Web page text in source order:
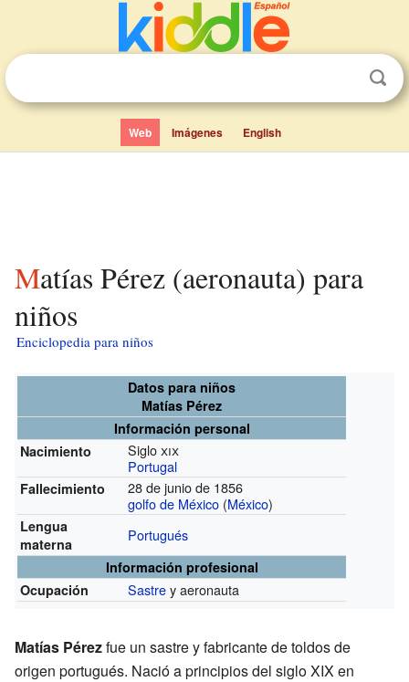
Web Imágenes English
Matías Pérez (aeronauta) para
niños
Enciclopedia para niños
Datos para niños
Matías Pérez
Información personal
Nacimiento
Sigloxix
Portugal
Fallecimiento
28 de junio de 1856
golfo de México (México)
Lengua
materna
Portugués
Información profesional
Ocupación
Sastrey aeronauta
Matías Pérezfue un sastre y fabricante de toldos de
origen portugués. Nació a principios del siglo XIX en